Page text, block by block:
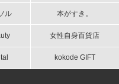
ル 本がすき。
女性自身百貨店
kokode GIFT